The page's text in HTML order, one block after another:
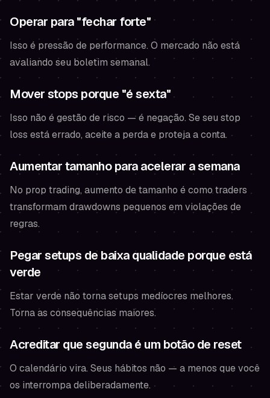
Operar para "fechar forte"
Isso é pressão de performance. O mercado não está
avaliando seu boletim semanal.
Mover stops porque "é sexta"
Isso não é gestão de risco — é negação. Se seu stop
loss está errado, aceite a perda e proteja a conta.
Aumentar tamanho para acelerar a semana
No prop trading, aumento de tamanho é como traders
transformam drawdowns pequenos em violações de
regras.
Pegar setups de baixa qualidade porque está
verde
Estar verde não torna setups medíocres melhores.
Torna as consequências maiores.
Acreditar que segunda é um botão de reset
O calendário vira. Seus hábitos não — a menos que você
os interrompa deliberadamente.